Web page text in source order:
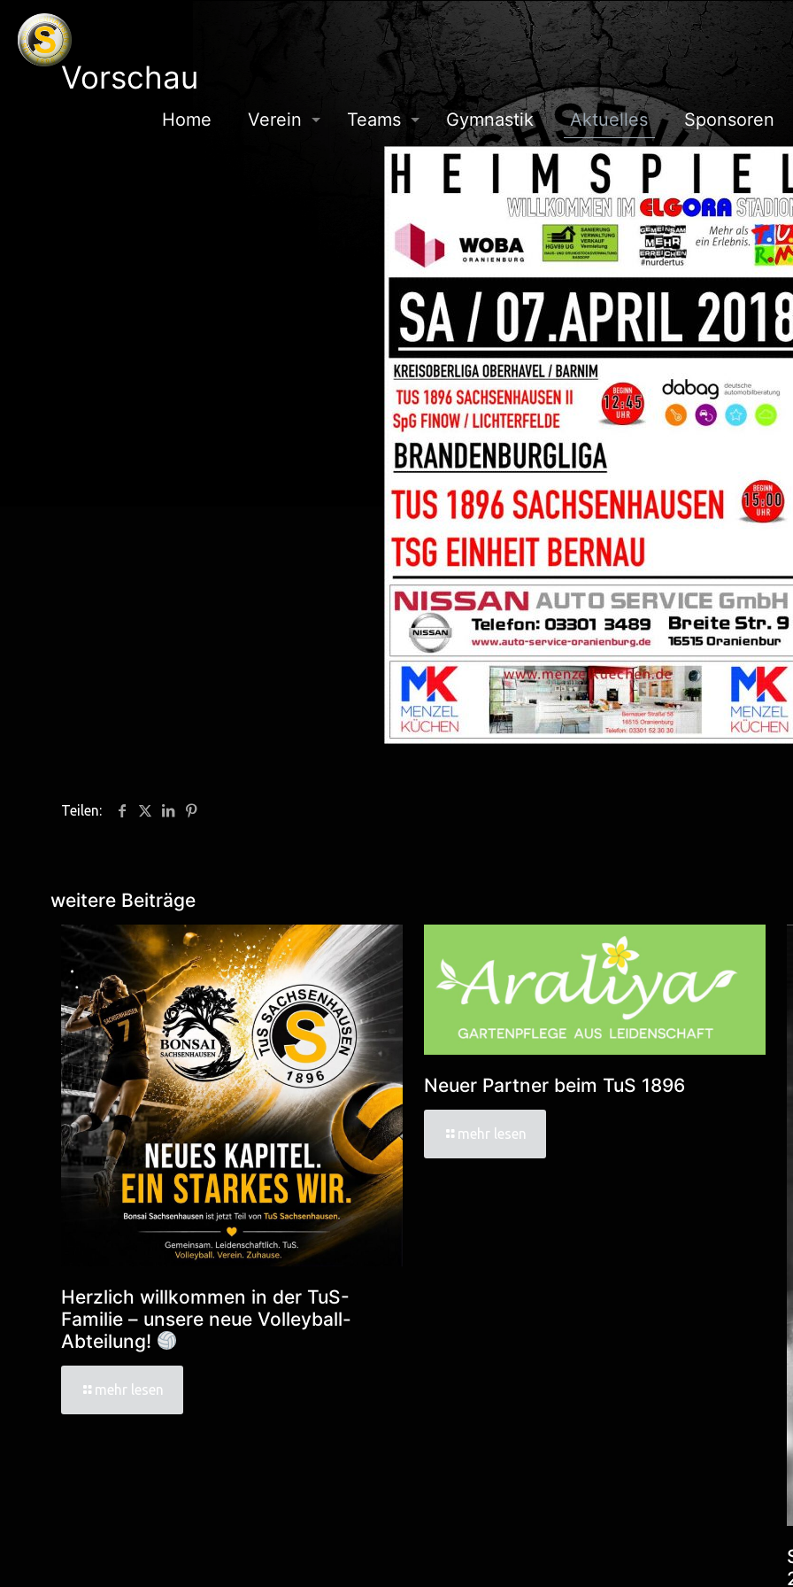
Home Verein Teams Gymnastik Aktuelles Sponsoren
Vorschau
Teilen:
weitere Beiträge
Herzlich willkommen in der TuS-
Familie – unsere neue Volleyball-
Abteilung!
mehr lesen
Neuer Partner beim TuS 1896
mehr lesen